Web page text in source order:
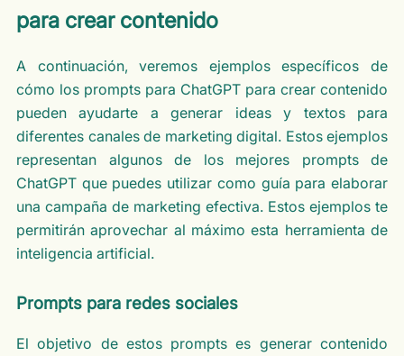
para crear contenido
A continuación, veremos ejemplos específicos de
cómo los prompts para ChatGPT para crear contenido
pueden ayudarte a generar ideas y textos para
diferentes canales de marketing digital. Estos ejemplos
representan algunos de los mejores prompts de
ChatGPT que puedes utilizar como guía para elaborar
una campaña de marketing efectiva. Estos ejemplos te
permitirán aprovechar al máximo esta herramienta de
inteligencia artificial.
Prompts para redes sociales
El objetivo de estos prompts es generar contenido